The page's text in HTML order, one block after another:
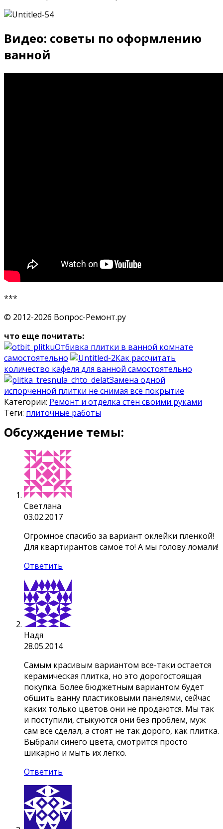
Видео: советы по оформлению
ванной
***
© 2012-2026 Вопрос-Ремонт.ру
что еще почитать:
Отбивка плитки в ванной комнате
самостоятельно
Как рассчитать
количество кафеля для ванной самостоятельно
Замена одной
испорченной плитки не снимая всё покрытие
Категории: Ремонт и отделка стен своими руками
Теги: плиточные работы
Обсуждение темы:
Светлана
03.02.2017
Огромное спасибо за вариант оклейки пленкой!
Для квартирантов самое то! А мы голову ломали!
Ответить
Надя
28.05.2014
Самым красивым вариантом все-таки остается
керамическая плитка, но это дорогостоящая
покупка. Более бюджетным вариантом будет
обшить ванну пластиковыми панелями, сейчас
каких только цветов они не продаются. Мы так
и поступили, стыкуются они без проблем, муж
сам все сделал, а стоят не так дорого, как плитка.
Выбрали синего цвета, смотрится просто
шикарно и мыть их легко.
Ответить